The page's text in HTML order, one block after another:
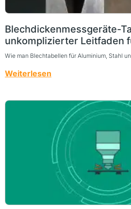
Blechdickenmessgeräte-
unkomplizierter Leitfaden
Wie man Blechtabellen für Aluminium, Stahl
Weiterlesen